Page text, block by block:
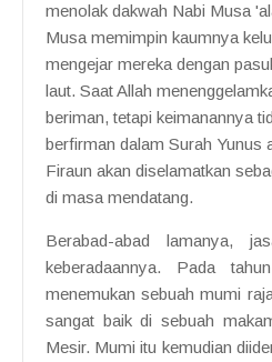
menolak dakwah Nabi Musa
Musa memimpin kaumnya
mengejar mereka dengan
laut. Saat Allah
beriman, tetapi keimanannya
berfirman dalam Surah Yunus
Firaun akan diselamatkan
di masa mendatang.
Berabad-abad lamanya,
keberadaannya. Pada
menemukan sebuah mumi
sangat baik di sebuah
Mesir. Mumi itu kemudian